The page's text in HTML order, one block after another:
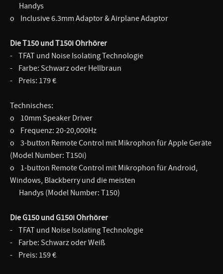
Handys
o Inclusive 6.3mm Adaptor & Airplane Adaptor
Die T150 und T150i Ohrhörer
- TFAT und Noise Isolating Technologie
- Farbe: Schwarz oder Hellbraun
- Preis: 179 €
Technisches:
o 10mm Speaker Driver
o Frequenz: 20-20,000Hz
o 3-button Remote Control mit Mikrophon für Apple Geräte
(Model Number: T150i)
o 1-button Remote Control mit Mikrophon für Android,
Windows, Blackberry und die meisten
Handys (Model Number: T150)
Die G150 und G150i Ohrhörer
- TFAT und Noise Isolating Technologie
- Farbe: Schwarz oder Weiß
- Preis: 159 €